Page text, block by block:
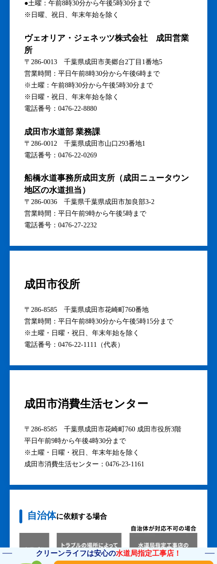
業所のご案内
電話番号：0476-22-8880
受付内容
●水道の使用開始・使用中止
●一次的に水道を使用しないとき
●水道の名義変更
●請求書の送付先変更
●口座振替の申込み方法
受付時間
●平日：午前8時30分から午後6時まで
●土曜：午前8時30分から午後5時30分まで
※日曜、祝日、年末年始を除く
ヴェオリア・ジェネッツ株式会社 成田営業
所
〒286-0013 千葉県成田市美郷台2丁目1番地5
営業時間：平日午前8時30分から午後6時まで
成田市水道部 業務課
電話番号：0476-22-0269
船橋水道事務所成田支所（成田ニュータウン
地区の水道担当）
営業時間：平日午前9時から午後5時まで
成田市役所
〒286-8585 千葉県成田市花崎町760番地
※土曜・日曜・祝日、年末年始を除く
成田市消費生活センター
クリーンライフは安心の水道局指定工事店！